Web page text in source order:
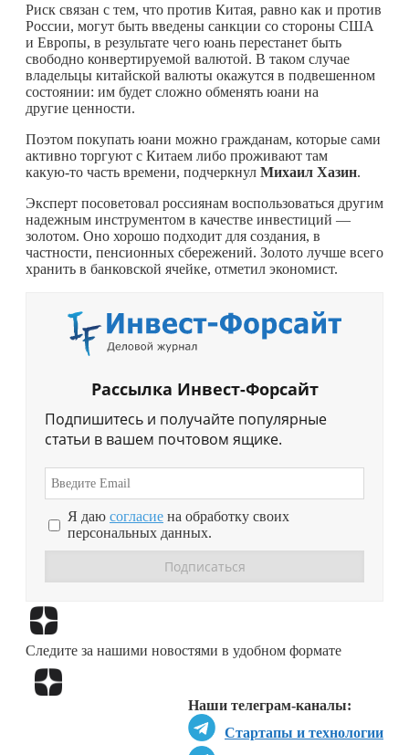
Риск связан с тем, что против Китая, равно как и против
России, могут быть введены санкции со стороны США
и Европы, в результате чего юань перестанет быть
свободно конвертируемой валютой. В таком случае
владельцы китайской валюты окажутся в подвешенном
состоянии: им будет сложно обменять юани на
другие ценности.
Поэтом покупать юани можно гражданам, которые сами
активно торгуют с Китаем либо проживают там
какую-то часть времени, подчеркнул Михаил Хазин.
Эксперт посоветовал россиянам воспользоваться другим
надежным инструментом в качестве инвестиций —
золотом. Оно хорошо подходит для создания, в
частности, пенсионных сбережений. Золото лучше всего
хранить в банковской ячейке, отметил экономист.
Рассылка Инвест-Форсайт
Подпишитесь и получайте популярные
статьи в вашем почтовом ящике.
Я даю согласие на обработку своих
персональных данных.
Следите за нашими новостями в удобном формате
Наши телеграм-каналы:
Стартапы и технологии